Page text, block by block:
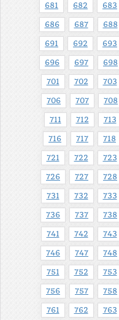
681 682 683
686 687 688
691 692 693
696 697 698
701 702 703
706 707 708
711 712 713
716 717 718
721 722 723
726 727 728
731 732 733
736 737 738
741 742 743
746 747 748
751 752 753
756 757 758
761 762 763